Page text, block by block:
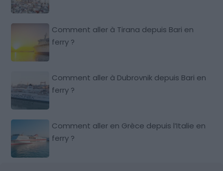
Comment aller à Tirana depuis Bari en
ferry ?
Comment aller à Dubrovnik depuis Bari en
ferry ?
Comment aller en Grèce depuis l’Italie en
ferry ?